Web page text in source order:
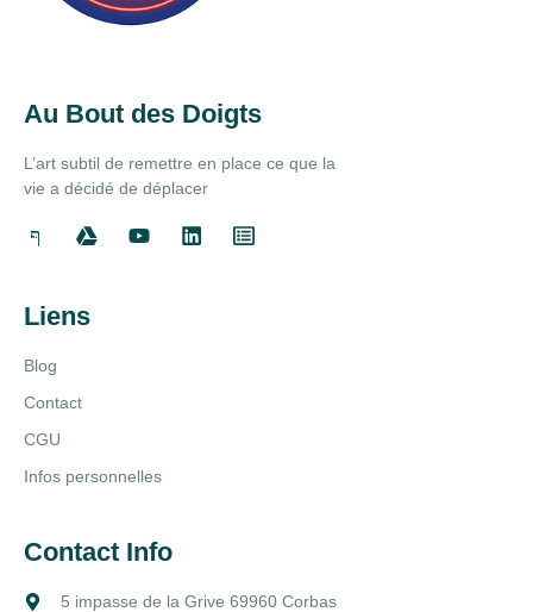
Au Bout des Doigts
L’art subtil de remettre en place ce que la
vie a décidé de déplacer
Liens
Blog
Contact
CGU
Infos personnelles
Contact Info
5 impasse de la Grive 69960 Corbas